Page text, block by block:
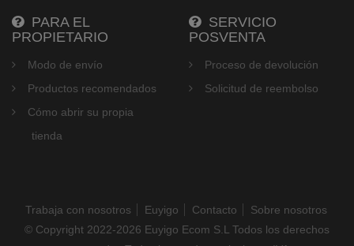
PARA EL
PROPIETARIO
Modo de envío
Productos recomendados
Cómo abrir su propia
tienda
SERVICIO
POSVENTA
Proceso de devolución
Solicitud de reembolso
Trabaja con nosotros Euyigo Contacto
Sobre nosotros
© Copyright 2022-2026 Euyigo Ecom S.L Todos los derechos